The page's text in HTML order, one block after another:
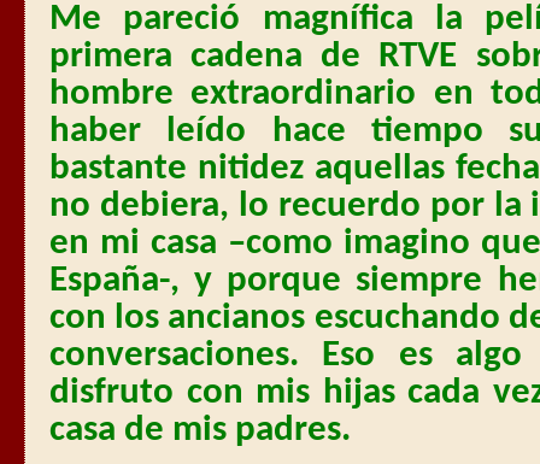
Me pareció magnífica la
primera cadena de RTVE
hombre extraordinario en
haber leído hace tiempo
bastante nitidez aquellas
no debiera, lo recuerdo por la
en mi casa –como imagino
España-, y porque siempre
con los ancianos escuchando
conversaciones. Eso es
disfruto con mis hijas cada
casa de mis padres.